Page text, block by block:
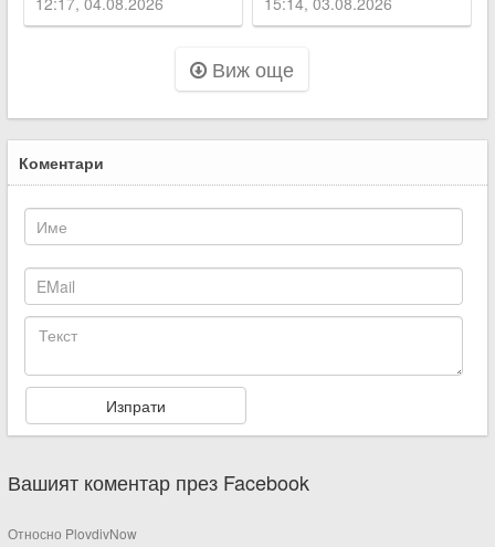
Виж още
Коментари
Вашият коментар през Facebook
Относно PlovdivNow